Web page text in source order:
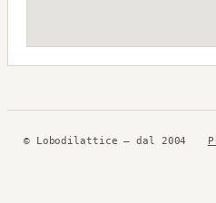
© Lobodilattice — dal 2004